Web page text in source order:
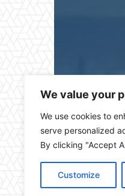
We value your
We use cookies to
serve personalized
By clicking "Accept
Customize